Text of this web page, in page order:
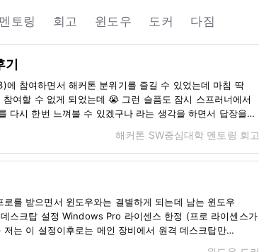
멘토링 회고 윈도우 도커 다짐
참여하면서 해커톤 분위기를 즐길 수 있었는데 마침 딱
여할 수 없게 되었는데 😭 그런 슬픔도 잠시 스프러너에서
다시 한번 느껴볼 수 있겠구나 라는 생각을 하면서 답장을
는 해커톤이였습니다 이전에 참여했던 경험을
, 다행히 멘토진으로 확정되었습니다 백엔드 개발 뿐만
당일에 기대가 되었던 나머지 잠이 너무 오지 않아 새벽…
해커톤 SW중심대학 멘토링 회고
를 받으면서 윈도우와는 결별하게 되는데 남는 윈도우
스크탑 설정 Windows Pro 라이센스 한정 (프로 라이센스가
는 이 설정이후로는 메인 장비에서 원격 데스크탑만